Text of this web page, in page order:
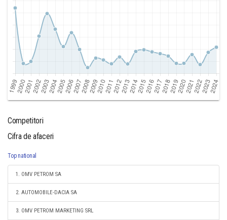
Competitori
Cifra de afaceri
Top national
1. OMV PETROM SA
2. AUTOMOBILE-DACIA SA
3. OMV PETROM MARKETING SRL